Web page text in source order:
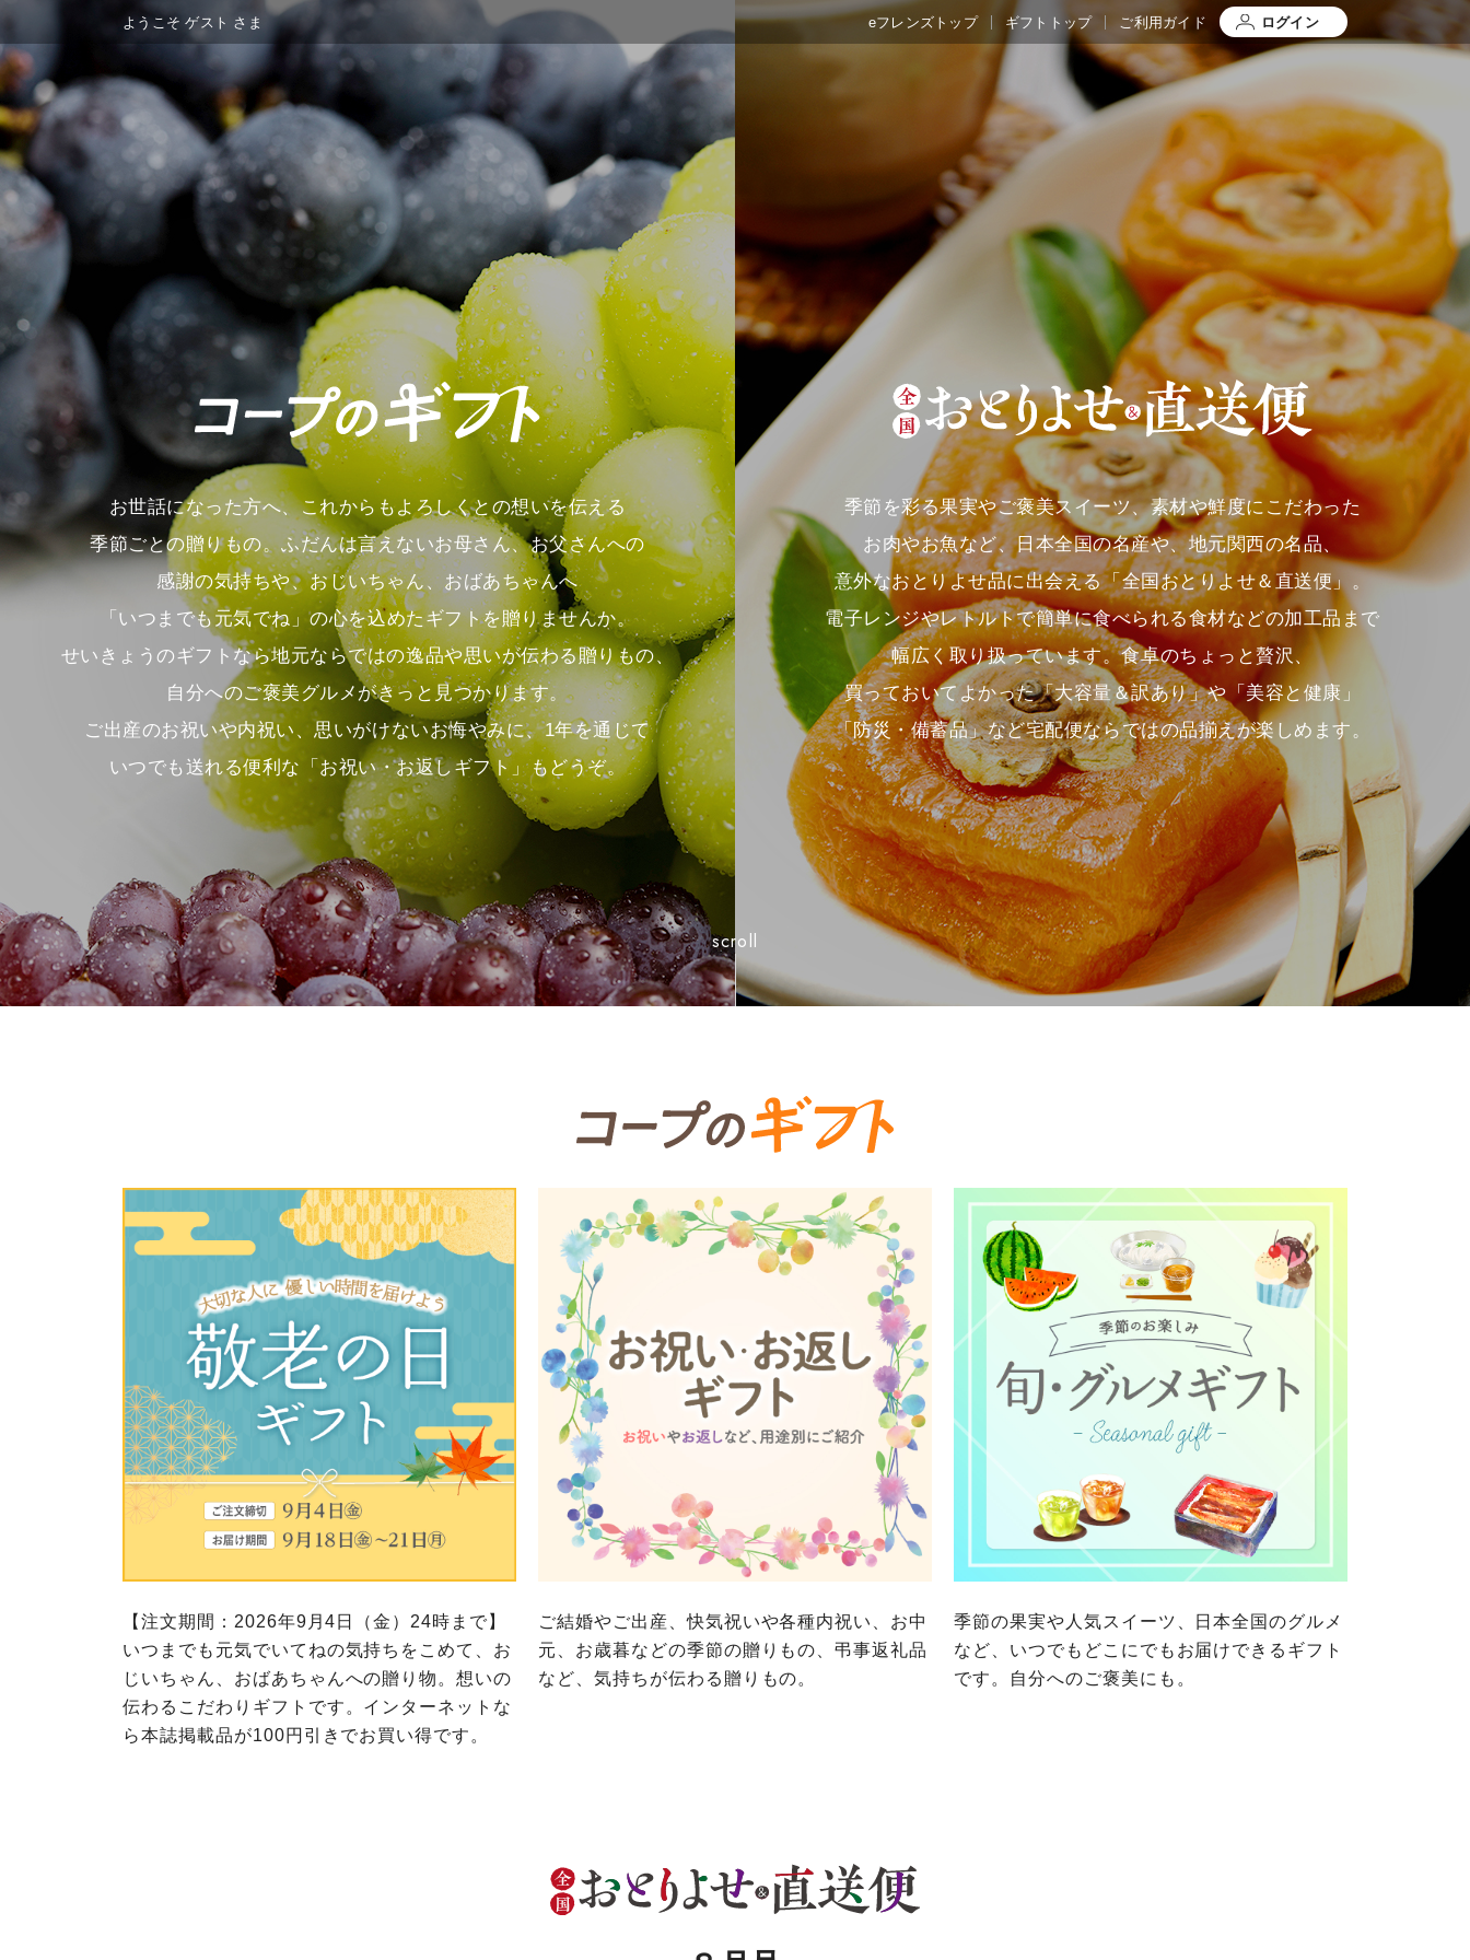
ようこそゲスト さま eフレンズトップ ギフトトップ ご利用ガイド ログイン
お世話になった方へ、これからもよろしくとの想いを伝える
季節ごとの贈りもの。ふだんは言えないお母さん、お父さんへの
感謝の気持ちや、おじいちゃん、おばあちゃんへ
「いつまでも元気でね」の心を込めたギフトを贈りませんか。
せいきょうのギフトなら地元ならではの逸品や思いが伝わる贈りもの、
自分へのご褒美グルメがきっと見つかります。
ご出産のお祝いや内祝い、思いがけないお悔やみに、1年を通じて
いつでも送れる便利な「お祝い・お返しギフト」もどうぞ。
季節を彩る果実やご褒美スイーツ、素材や鮮度にこだわった
お肉やお魚など、日本全国の名産や、地元関西の名品、
意外なおとりよせ品に出会える「全国おとりよせ＆直送便」。
電子レンジやレトルトで簡単に食べられる食材などの加工品まで
幅広く取り扱っています。食卓のちょっと贅沢、
買っておいてよかった「大容量＆訳あり」や「美容と健康」
「防災・備蓄品」など宅配便ならではの品揃えが楽しめます。
scroll
【注文期間：2026年9月4日（金）24時まで】
いつまでも元気でいてねの気持ちをこめて、お
じいちゃん、おばあちゃんへの贈り物。想いの
伝わるこだわりギフトです。インターネットな
ら本誌掲載品が100円引きでお買い得です。
ご結婚やご出産、快気祝いや各種内祝い、お中
元、お歳暮などの季節の贈りもの、弔事返礼品
など、気持ちが伝わる贈りもの。
季節の果実や人気スイーツ、日本全国のグルメ
など、いつでもどこにでもお届けできるギフト
です。自分へのご褒美にも。
ご利用約款（ご利用規約・ご利用規程）について
このサイトは7つの生協から業務委託を受けて、コープきんき事業連合が運営しています。ご自身が加入されている生協が定
める利用約款をご確認のうえ、ご利用ください。なお、クチコミ投稿については、利用約款の細則として規定されています。
よどがわ市民生協 大阪いずみ市民生協 わかやま市民生協
個人情報保護方針について
このサイトは7つの生協から業務委託を受けて、コープきんき事業連合が運営しています。お預かりしている個人情報につい
ては、コープ事業連合、ならびに各生協の「個人情報保護方針」にもどづいて、コープ事業連合が適切に管理をおこなってい
ます。
コープ事業連合、ならびに各生協の「個人情報保護方針」については各生協のボタンをクリックしてご確認ください。
コープしが 京都生協 ならコープ おおさかパルコープ
よどがわ市民生協
特定商取引法に基づく表記について
このサイトは7つの生協から業務委託を受けて、コープきんき事業連合が運営しています。販売責任者は、それぞれご利用の
生協となります。
各生協の「特定商取引法に基づく表記について」については各生協のボタンをクリックしてご確認ください。
コープしが 京都生協 ならコープ おおさかパルコープ
よどがわ市民生協 大阪いずみ市民生協